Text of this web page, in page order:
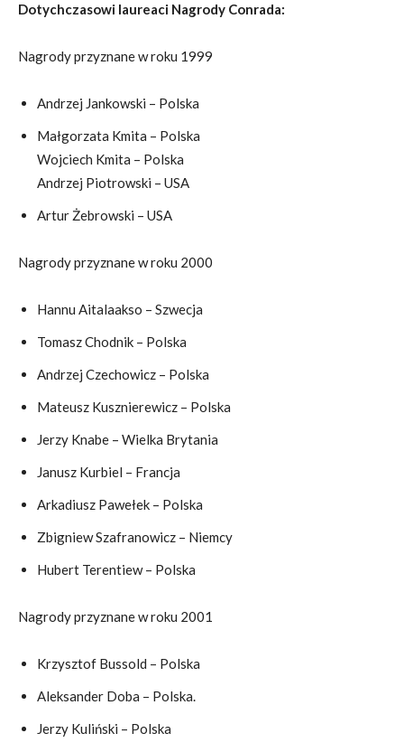
Dotychczasowi laureaci Nagrody Conrada:
Nagrody przyznane w roku 1999
Andrzej Jankowski – Polska
Małgorzata Kmita – Polska
Wojciech Kmita – Polska
Andrzej Piotrowski – USA
Artur Żebrowski – USA
Nagrody przyznane w roku 2000
Hannu Aitalaakso – Szwecja
Tomasz Chodnik – Polska
Andrzej Czechowicz – Polska
Mateusz Kusznierewicz – Polska
Jerzy Knabe – Wielka Brytania
Janusz Kurbiel – Francja
Arkadiusz Pawełek – Polska
Zbigniew Szafranowicz – Niemcy
Hubert Terentiew – Polska
Nagrody przyznane w roku 2001
Krzysztof Bussold – Polska
Aleksander Doba – Polska.
Jerzy Kuliński – Polska